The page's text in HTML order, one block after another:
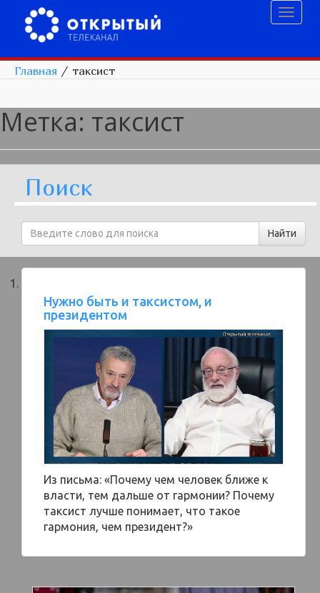
Главная / таксист
Метка: таксист
Поиск
Нужно быть и таксистом, и
президентом
Из письма: «Почему чем человек ближе к
власти, тем дальше от гармонии? Почему
таксист лучше понимает, что такое
гармония, чем президент?»